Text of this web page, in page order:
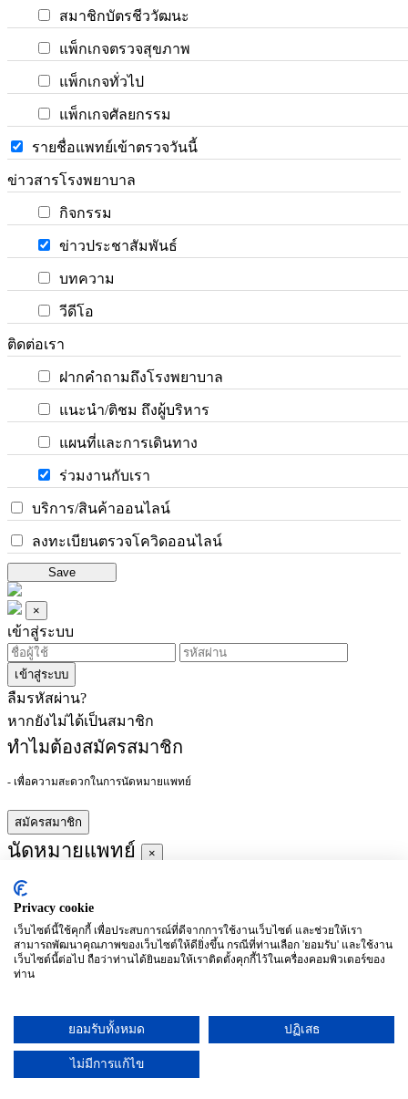
สมาชิกบัตรชีววัฒนะ
แพ็กเกจตรวจสุขภาพ
แพ็กเกจทั่วไป
แพ็กเกจศัลยกรรม
รายชื่อแพทย์เข้าตรวจวันนี้
ข่าวสารโรงพยาบาล
กิจกรรม
ข่าวประชาสัมพันธ์
บทความ
วีดีโอ
ติดต่อเรา
ฝากคำถามถึงโรงพยาบาล
แนะนำ/ติชม ถึงผู้บริหาร
แผนที่และการเดินทาง
ร่วมงานกับเรา
บริการ/สินค้าออนไลน์
ลงทะเบียนตรวจโควิดออนไลน์
Save
×
เข้าสู่ระบบ
เข้าสู่ระบบ
ลืมรหัสผ่าน?
หากยังไม่ได้เป็นสมาชิก
ทำไมต้องสมัครสมาชิก
- เพื่อความสะดวกในการนัดหมายแพทย์
สมัครสมาชิก
นัดหมายแพทย์ ×
ผู้ชำนาญการ
ประจำ :
อาทิตย์
จันทร์
(27/09)
อังคาร
(28/09)
พุธ
พฤหัสบดี
ศุกร์
เสาร์
Privacy cookie
เว็บไซต์นี้ใช้คุกกี้ เพื่อประสบการณ์ที่ดีจากการใช้งานเว็บไซต์ และช่วยให้เรา
สามารถพัฒนาคุณภาพของเว็บไซต์ให้ดียิ่งขึ้น กรณีที่ท่านเลือก 'ยอมรับ' และใช้งาน
เว็บไซต์นี้ต่อไป ถือว่าท่านได้ยินยอมให้เราติดตั้งคุกกี้ไว้ในเครื่องคอมพิวเตอร์ของ
ท่าน
ยอมรับทั้งหมด ปฏิเสธ
ไม่มีการแก้ไข